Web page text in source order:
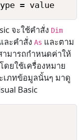
Dim variableName As dataType = value
จะใช้คำสั่ง Dim
ละคำสั่งAs และตาม
มารถกำหนดค่าให้
ยใช้เครื่องหมาย
เภทข้อมูลนั้นๆ มาดู
Basic